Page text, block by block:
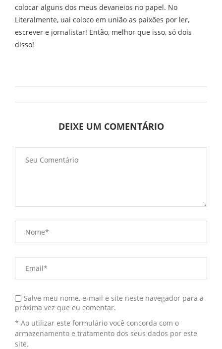
colocar alguns dos meus devaneios no papel. No
Literalmente, uai coloco em união as paixões por ler,
escrever e jornalistar! Então, melhor que isso, só dois
disso!
DEIXE UM COMENTÁRIO
Salve meu nome, e-mail e site neste navegador para a
próxima vez que eu comentar.
* Ao utilizar este formulário você concorda com o
armazenamento e tratamento dos seus dados por este
site.